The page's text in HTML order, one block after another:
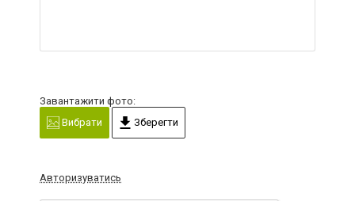
Завантажити фото:
Вибрати
Зберегти
Авторизуватись